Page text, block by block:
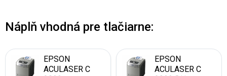
Náplň vhodná pre tlačiarne:
EPSON
ACULASER C
EPSON
ACULASER C